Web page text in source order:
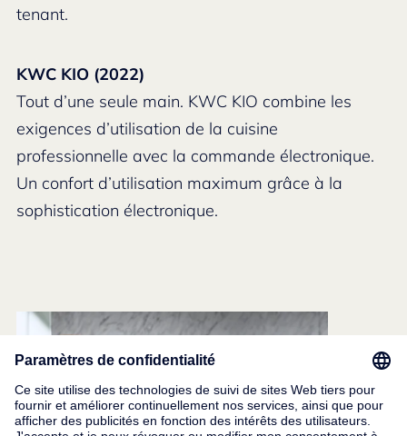
tenant.
KWC KIO (2022)
Tout d’une seule main. KWC KIO combine les
exigences d’utilisation de la cuisine
professionnelle avec la commande électronique.
Un confort d’utilisation maximum grâce à la
sophistication électronique.